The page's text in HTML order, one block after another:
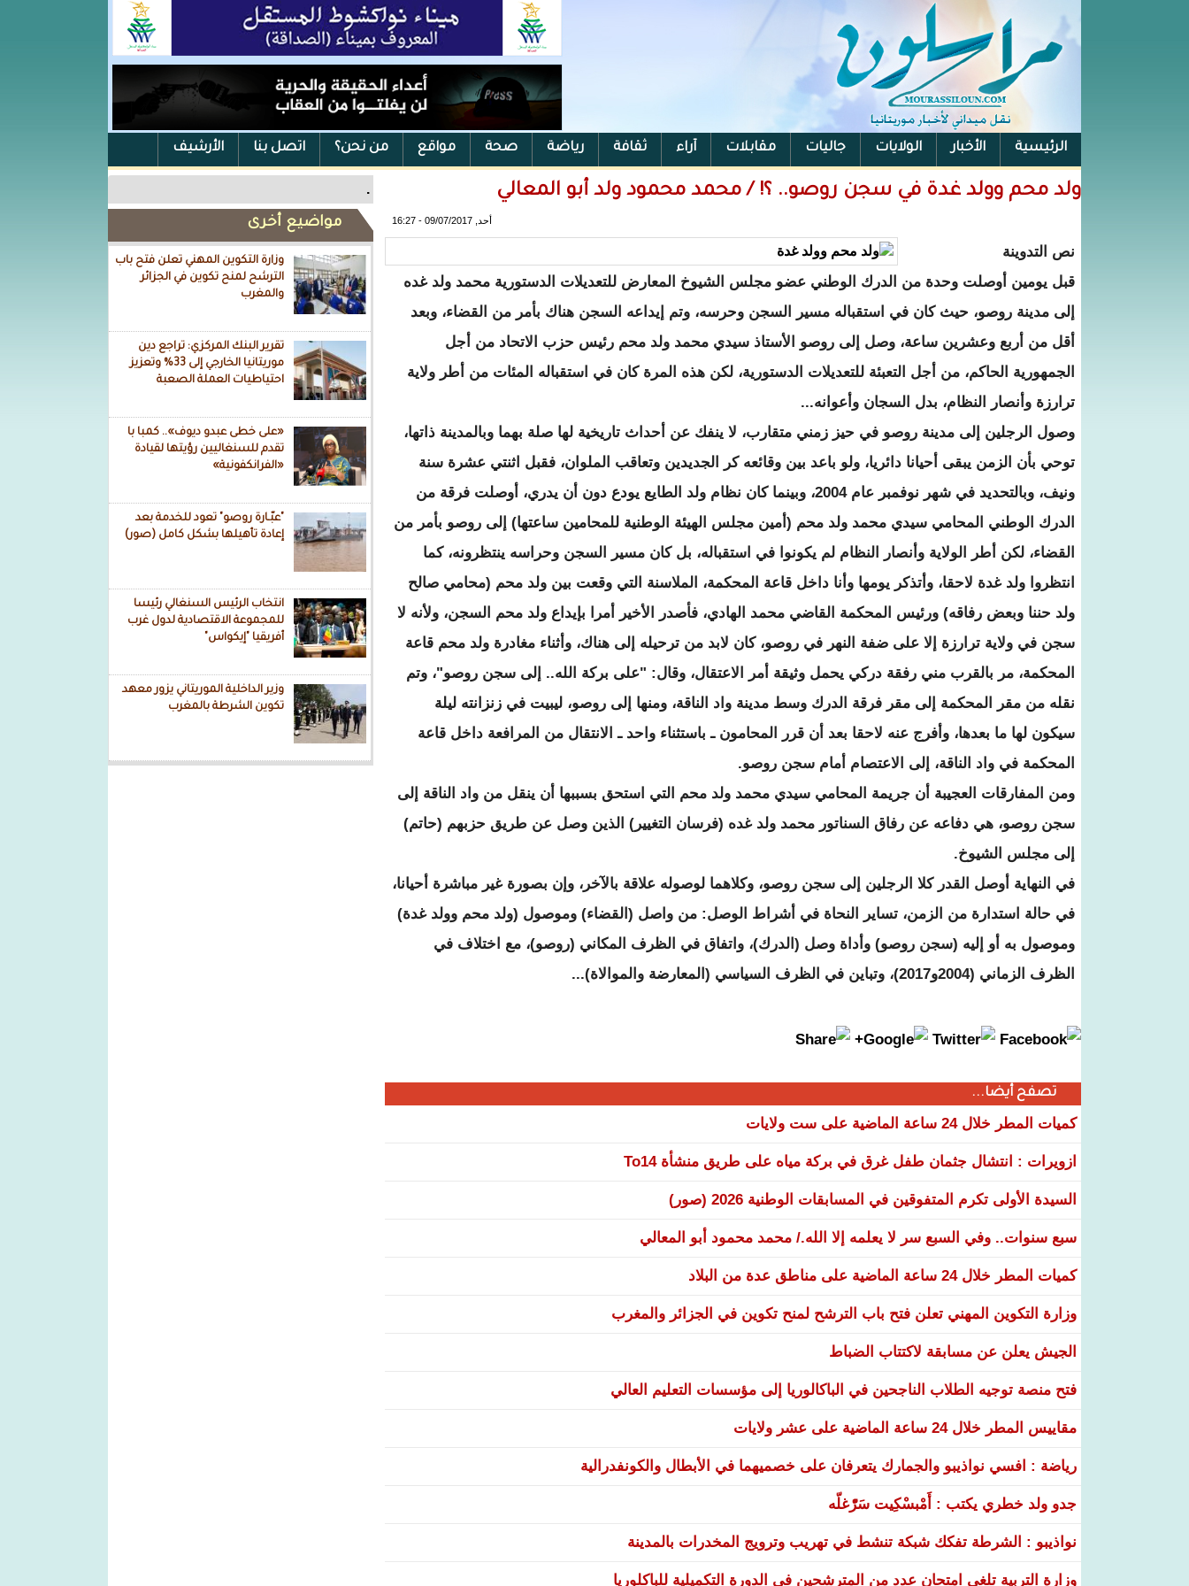
الرئيسية الأخبار الولايات جاليات مقابلات آراء ثقافة رياضة صحة مواقع من نحن؟ اتصل بنا الأرشيف
الفيس بوك .
مواضيع أخرى
وزارة التكوين المهني تعلن فتح باب
الترشح لمنح تكوين في الجزائر
والمغرب
تقرير البنك المركزي: تراجع دين
موريتانيا الخارجي إلى 33% وتعزيز
احتياطيات العملة الصعبة
«على خطى عبدو ديوف».. كمبا با
تقدم للسنغاليين رؤيتها لقيادة
«الفرانكفونية»
"عبّـارة روصو" تعود للخدمة بعد
إعادة تأهيلها بشكل كامل (صور)
انتخاب الرئيس السنغالي رئيسا
للمجموعة الاقتصادية لدول غرب
أفريقيا "إيكواس"
وزير الداخلية الموريتاني يزور معهد
تكوين الشرطة بالمغرب
ولد محم وولد غدة في سجن روصو.. ؟! / محمد محمود ولد أبو المعالي
أحد, 09/07/2017 - 16:27
نص التدوينة
قبل يومين أوصلت وحدة من الدرك الوطني عضو مجلس الشيوخ المعارض للتعديلات الدستورية محمد ولد غده
إلى مدينة روصو، حيث كان في استقباله مسير السجن وحرسه، وتم إيداعه السجن هناك بأمر من القضاء، وبعد
أقل من أربع وعشرين ساعة، وصل إلى روصو الأستاذ سيدي محمد ولد محم رئيس حزب الاتحاد من أجل
الجمهورية الحاكم، من أجل التعبئة للتعديلات الدستورية، لكن هذه المرة كان في استقباله المئات من أطر ولاية
ترارزة وأنصار النظام، بدل السجان وأعوانه...
وصول الرجلين إلى مدينة روصو في حيز زمني متقارب، لا ينفك عن أحداث تاريخية لها صلة بهما وبالمدينة ذاتها،
توحي بأن الزمن يبقى أحيانا دائريا، ولو باعد بين وقائعه كر الجديدين وتعاقب الملوان، فقبل اثنتي عشرة سنة
ونيف، وبالتحديد في شهر نوفمبر عام 2004، وبينما كان نظام ولد الطايع يودع دون أن يدري، أوصلت فرقة من
الدرك الوطني المحامي سيدي محمد ولد محم (أمين مجلس الهيئة الوطنية للمحامين ساعتها) إلى روصو بأمر من
القضاء، لكن أطر الولاية وأنصار النظام لم يكونوا في استقباله، بل كان مسير السجن وحراسه ينتظرونه، كما
انتظروا ولد غدة لاحقا، وأتذكر يومها وأنا داخل قاعة المحكمة، الملاسنة التي وقعت بين ولد محم (محامي صالح
ولد حننا وبعض رفاقه) ورئيس المحكمة القاضي محمد الهادي، فأصدر الأخير أمرا بإيداع ولد محم السجن، ولأنه لا
سجن في ولاية ترارزة إلا على ضفة النهر في روصو، كان لابد من ترحيله إلى هناك، وأثناء مغادرة ولد محم قاعة
المحكمة، مر بالقرب مني رفقة دركي يحمل وثيقة أمر الاعتقال، وقال: "على بركة الله.. إلى سجن روصو"، وتم
نقله من مقر المحكمة إلى مقر فرقة الدرك وسط مدينة واد الناقة، ومنها إلى روصو، ليبيت في زنزانته ليلة
سيكون لها ما بعدها، وأفرج عنه لاحقا بعد أن قرر المحامون ـ باستثناء واحد ـ الانتقال من المرافعة داخل قاعة
المحكمة في واد الناقة، إلى الاعتصام أمام سجن روصو.
ومن المفارقات العجيبة أن جريمة المحامي سيدي محمد ولد محم التي استحق بسببها أن ينقل من واد الناقة إلى
سجن روصو، هي دفاعه عن رفاق السناتور محمد ولد غده (فرسان التغيير) الذين وصل عن طريق حزبهم (حاتم)
إلى مجلس الشيوخ.
في النهاية أوصل القدر كلا الرجلين إلى سجن روصو، وكلاهما لوصوله علاقة بالآخر، وإن بصورة غير مباشرة أحيانا،
في حالة استدارة من الزمن، تساير النحاة في أشراط الوصل: من واصل (القضاء) وموصول (ولد محم وولد غدة)
وموصول به أو إليه (سجن روصو) وأداة وصل (الدرك)، واتفاق في الظرف المكاني (روصو)، مع اختلاف في
الظرف الزماني (2004و2017)، وتباين في الظرف السياسي (المعارضة والموالاة)...
تصفح أيضا...
كميات المطر خلال 24 ساعة الماضية على ست ولايات
ازويرات : انتشال جثمان طفل غرق في بركة مياه على طريق منشأة To14
السيدة الأولى تكرم المتفوقين في المسابقات الوطنية 2026 (صور)
سبع سنوات.. وفي السبع سر لا يعلمه إلا الله./ محمد محمود أبو المعالي
كميات المطر خلال 24 ساعة الماضية على مناطق عدة من البلاد
وزارة التكوين المهني تعلن فتح باب الترشح لمنح تكوين في الجزائر والمغرب
الجيش يعلن عن مسابقة لاكتتاب الضباط
فتح منصة توجيه الطلاب الناجحين في الباكالوريا إلى مؤسسات التعليم العالي
مقاييس المطر خلال 24 ساعة الماضية على عشر ولايات
رياضة : افسي نواذيبو والجمارك يتعرفان على خصميهما في الأبطال والكونفدرالية
جدو ولد خطري يكتب : أَمْبسْكِيت سَرّْغلّه
نواذيبو : الشرطة تفكك شبكة تنشط في تهريب وترويج المخدرات بالمدينة
وزارة التربية تلغي امتحان عدد من المترشحين في الدورة التكميلية للباكلوريا